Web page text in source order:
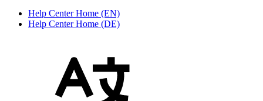
Help Center Home (EN)
Help Center Home (DE)